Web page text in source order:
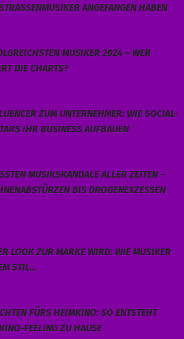
ANGEFANGEN HABEN
MUSIKER 2024 – WER
DIE CHARTS?
ZUM UNTERNEHMER: WIE SOCIAL-
IHR BUSINESS AUFBAUEN
MUSIKSKANDALE ALLER ZEITEN – V
BIS DROGENEXZESSEN
LOOK ZUR MARKE WIRD: WIE MUSIKER
STIL…
FÜRS HEIMKINO: SO ENTSTEHT
FEELING ZU HAUSE